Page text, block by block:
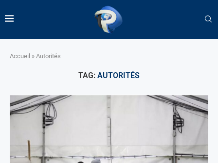
Accueil » Autorités
TAG: AUTORITÉS